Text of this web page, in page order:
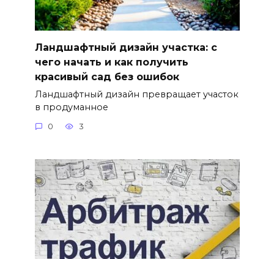
Ландшафтный дизайн участка: с
чего начать и как получить
красивый сад без ошибок
Ландшафтный дизайн превращает участок
в продуманное
0 3